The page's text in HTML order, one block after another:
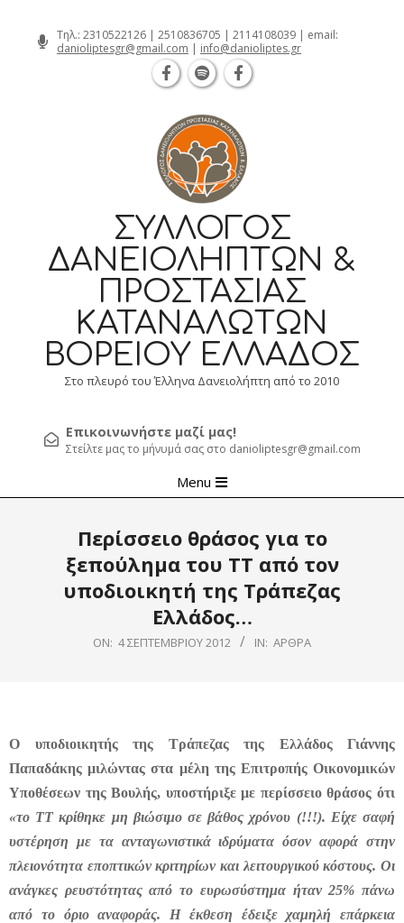
Τηλ.: 2310522126 | 2510836705 | 2114108039 | email:
danioliptesgr@gmail.com | info@danioliptes.gr
ΣΎΛΛΟΓΟΣ
ΔΑΝΕΙΟΛΗΠΤΏΝ &
ΠΡΟΣΤΑΣΊΑΣ
ΚΑΤΑΝΑΛΩΤΏΝ
ΒΟΡΕΊΟΥ ΕΛΛΆΔΟΣ
Στο πλευρό του Έλληνα Δανειολήπτη από το 2010
Επικοινωνήστε μαζί μας!
Στείλτε μας το μήνυμά σας στο danioliptesgr@gmail.com
Navigation
Menu
Περίσσειο θράσος για το
ξεπούλημα του ΤΤ από τον
υποδιοικητή της Τράπεζας
Ελλάδος…
ON: 4 ΣΕΠΤΕΜΒΡΊΟΥ 2012 IN: ΆΡΘΡΑ
O υποδιοικητής της Tράπεζας της Ελλάδος Γιάννης
Παπαδάκης μιλώντας στα μέλη της Επιτροπής Οικονομικών
Υποθέσεων της Βουλής, υποστήριξε με περίσσειο θράσος ότι
«το ΤΤ κρίθηκε μη βιώσιμο σε βάθος χρόνου (!!!). Είχε σαφή
υστέρηση με τα ανταγωνιστικά ιδρύματα όσον αφορά στην
πλειονότητα εποπτικών κριτηρίων και λειτουργικού κόστους. Οι
ανάγκες ρευστότητας από το ευρωσύστημα ήταν 25% πάνω
από το όριο αναφοράς. Η έκθεση έδειξε χαμηλή επάρκεια